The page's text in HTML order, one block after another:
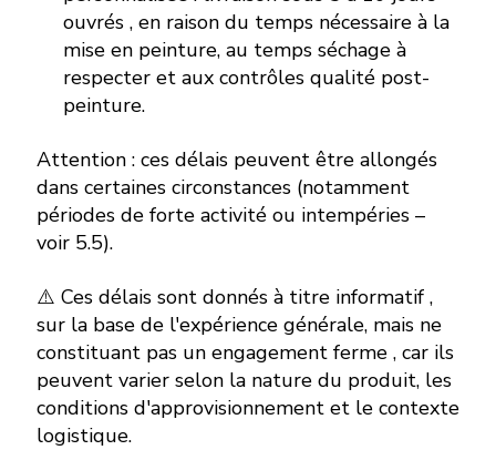
ouvrés , en raison du temps nécessaire à la
mise en peinture, au temps séchage à
respecter et aux contrôles qualité post-
peinture.
Attention : ces délais peuvent être allongés
dans certaines circonstances (notamment
périodes de forte activité ou intempéries –
voir 5.5).
⚠️ Ces délais sont donnés à titre informatif ,
sur la base de l'expérience générale, mais ne
constituant pas un engagement ferme , car ils
peuvent varier selon la nature du produit, les
conditions d'approvisionnement et le contexte
logistique.